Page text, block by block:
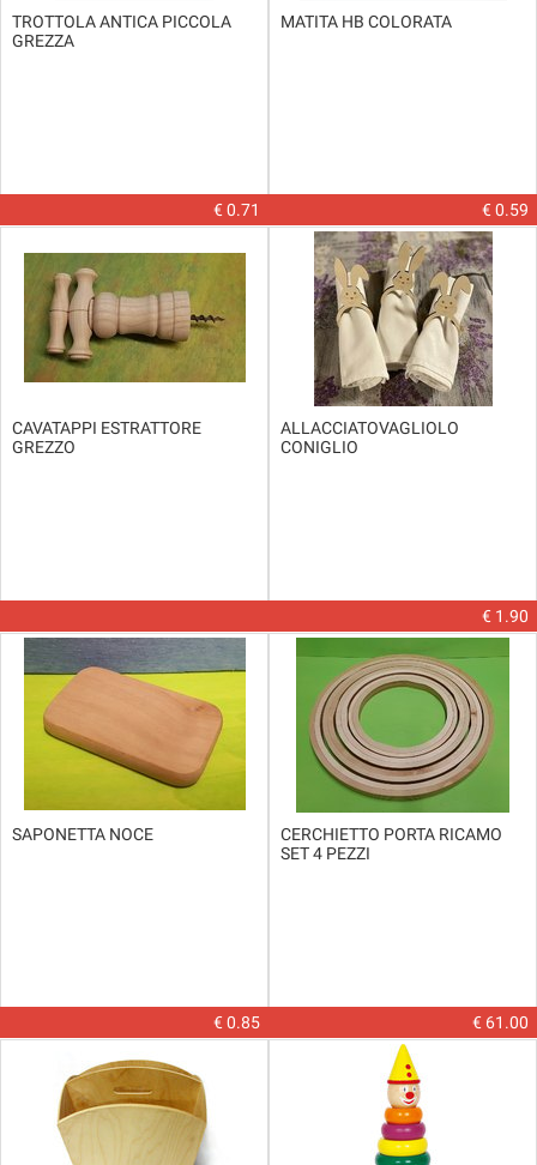
TROTTOLA ANTICA PICCOLA
GREZZA
€ 0.71
MATITA HB COLORATA
€ 0.59
CAVATAPPI ESTRATTORE
GREZZO
ALLACCIATOVAGLIOLO
CONIGLIO
€ 1.90
SAPONETTA NOCE
€ 0.85
CERCHIETTO PORTA RICAMO
SET 4 PEZZI
€ 61.00